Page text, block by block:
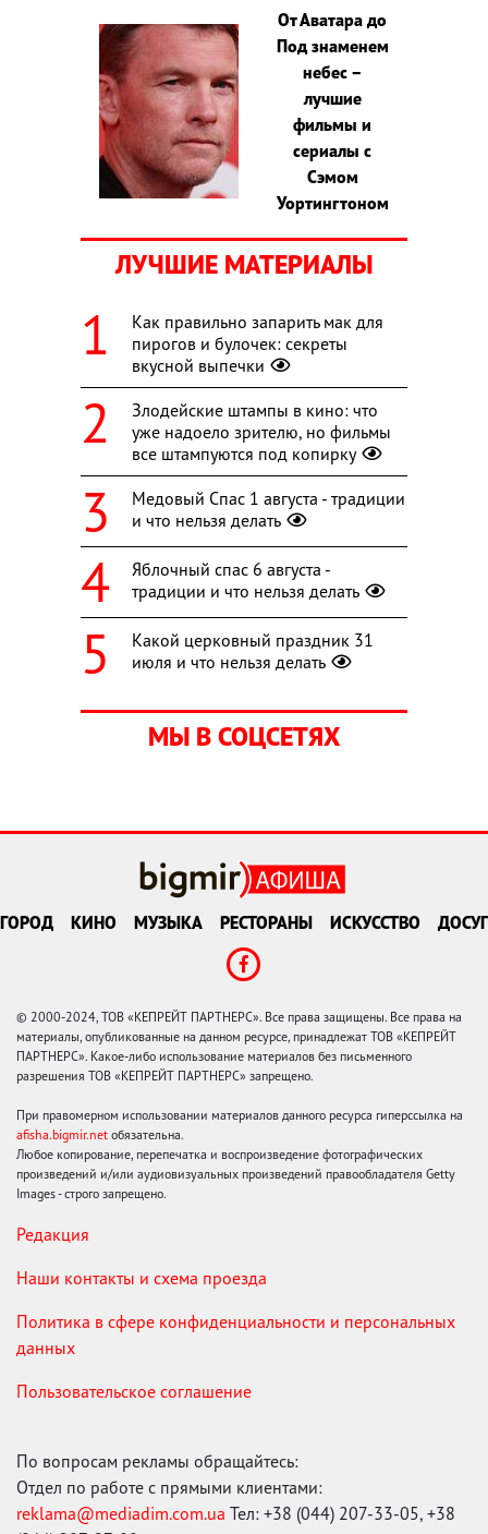
От Аватара до
Под знаменем
небес –
лучшие
фильмы и
сериалы с
Сэмом
Уортингтоном
ЛУЧШИЕ МАТЕРИАЛЫ
Как правильно запарить мак для
пирогов и булочек: секреты
вкусной выпечки
Злодейские штампы в кино: что
уже надоело зрителю, но фильмы
все штампуются под копирку
Медовый Спас 1 августа - традиции
и что нельзя делать
Яблочный спас 6 августа -
традиции и что нельзя делать
Какой церковный праздник 31
июля и что нельзя делать
МЫ В СОЦСЕТЯХ
ГОРОД КИНО МУЗЫКА РЕСТОРАНЫ ИСКУССТВО ДОСУГ
© 2000-2024, ТОВ «КЕПРЕЙТ ПАРТНЕРС». Все права защищены. Все права на
материалы, опубликованные на данном ресурсе, принадлежат ТОВ «КЕПРЕЙТ
ПАРТНЕРС». Какое-либо использование материалов без письменного
разрешения ТОВ «КЕПРЕЙТ ПАРТНЕРС» запрещено.
При правомерном использовании материалов данного ресурса гиперссылка на
afisha.bigmir.net обязательна.
Любое копирование, перепечатка и воспроизведение фотографических
произведений и/или аудиовизуальных произведений правообладателя Getty
Images - строго запрещено.
Редакция
Наши контакты и схема проезда
Политика в сфере конфиденциальности и персональных
данных
Пользовательское соглашение
По вопросам рекламы обращайтесь:
Отдел по работе с прямыми клиентами:
reklama@mediadim.com.ua Тел: +38 (044) 207-33-05, +38